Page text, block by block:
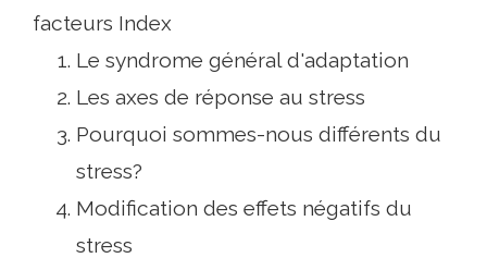
facteurs Index
Le syndrome général d'adaptation
Les axes de réponse au stress
Pourquoi sommes-nous différents du
stress?
Modification des effets négatifs du
stress